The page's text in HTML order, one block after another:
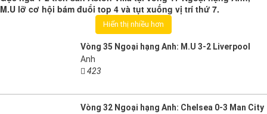
M.U lỡ cơ hội bám đuổi top 4 và tụt xuống vị trí thứ 7.
Hiển thị nhiều hơn
Vòng 35 Ngoại hạng Anh: M.U 3-2 Liverpool
Anh
423
Vòng 32 Ngoại hạng Anh: Chelsea 0-3 Man City